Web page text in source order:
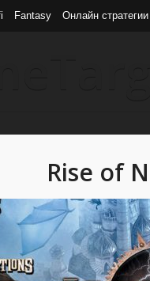
Fantasy Онлайн стратегии
Rise of